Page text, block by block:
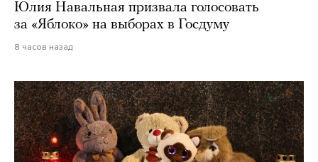
Юлия Навальная призвала голосовать
за «Яблоко» на выборах в Госдуму
8 часов назад